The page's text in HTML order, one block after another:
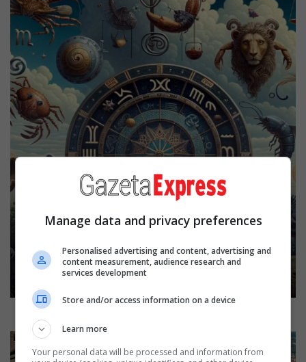
Horoskopi, 6 gusht 2026:
Zbuloni parashikimin e yjeve,
shenjat më me fat të ditës
Manage data and privacy preferences
Personalised advertising and content, advertising and
content measurement, audience research and
services development
Store and/or access information on a device
Learn more
Your personal data will be processed and information from